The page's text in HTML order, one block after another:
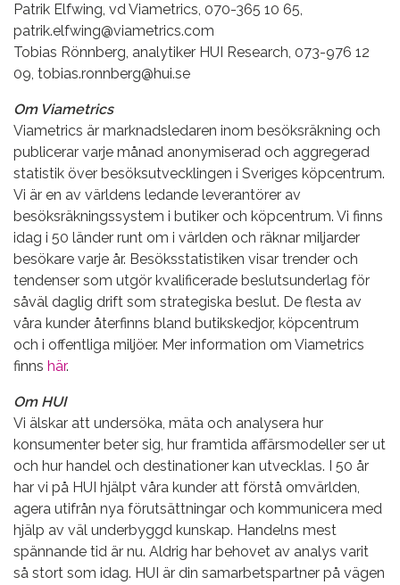
Patrik Elfwing, vd Viametrics, 070-365 10 65,
patrik.elfwing@viametrics.com
Tobias Rönnberg, analytiker HUI Research, 073-976 12
09, tobias.ronnberg@hui.se
Om Viametrics
Viametrics är marknadsledaren inom besöksräkning och
publicerar varje månad anonymiserad och aggregerad
statistik över besöksutvecklingen i Sveriges köpcentrum.
Vi är en av världens ledande leverantörer av
besöksräkningssystem i butiker och köpcentrum. Vi finns
idag i 50 länder runt om i världen och räknar miljarder
besökare varje år. Besöksstatistiken visar trender och
tendenser som utgör kvalificerade beslutsunderlag för
såväl daglig drift som strategiska beslut. De flesta av
våra kunder återfinns bland butikskedjor, köpcentrum
och i offentliga miljöer. Mer information om Viametrics
finns här.
Om HUI
Vi älskar att undersöka, mäta och analysera hur
konsumenter beter sig, hur framtida affärsmodeller ser ut
och hur handel och destinationer kan utvecklas. I 50 år
har vi på HUI hjälpt våra kunder att förstå omvärlden,
agera utifrån nya förutsättningar och kommunicera med
hjälp av väl underbyggd kunskap. Handelns mest
spännande tid är nu. Aldrig har behovet av analys varit
så stort som idag. HUI är din samarbetspartner på vägen